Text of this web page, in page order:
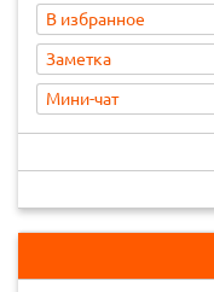
В избранное
Заметка
Мини-чат